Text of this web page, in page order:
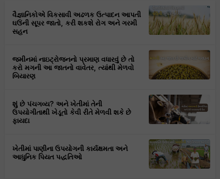
વૈજ્ઞાનિકોએ વિકસાવી અઢળક ઉત્પાદન આપતી
ઘઉંની સૂપર જાતો, કરી શકશે રોગ અને ગરમી
સહન
જમીનમાં નાઇટ્રોજનનો પ્રમાણ વધારવું છે તો
કરો મગની આ જાતનો વાવેતર, ત્યાંથી મેળવો
બિયારણ
શું છે પંચગવ્ય? અને ખેતીમાં તેની
ઉપયોગીતાથી ખેડૂતો કેવી રીતે મેળવી શકે છે
ફાયદા
ખેતીમાં પાણીના ઉપયોગની કાર્યક્ષમતા અને
આધુનિક પિયત પદ્ધતિઓ